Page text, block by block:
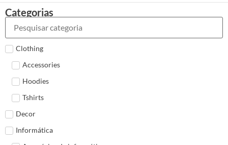
Categorias
Clothing
Accessories
Hoodies
Tshirts
Decor
Informática